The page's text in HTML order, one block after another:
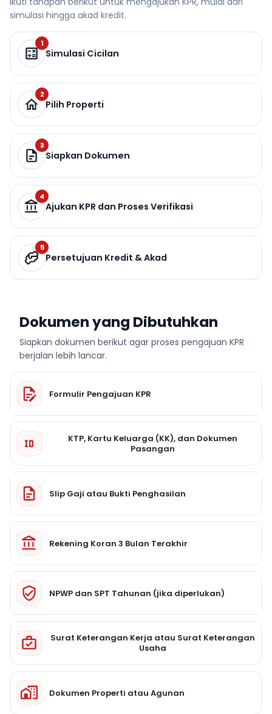
simulasi hingga akad kredit.
1
Simulasi Cicilan
2
Pilih Properti
3
Siapkan Dokumen
4
Ajukan KPR dan Proses Verifikasi
5
Persetujuan Kredit & Akad
Dokumen yang Dibutuhkan
Siapkan dokumen berikut agar proses pengajuan KPR
berjalan lebih lancar.
Formulir Pengajuan KPR
KTP, Kartu Keluarga (KK), dan Dokumen
Pasangan
Slip Gaji atau Bukti Penghasilan
Rekening Koran 3 Bulan Terakhir
NPWP dan SPT Tahunan (jika diperlukan)
Surat Keterangan Kerja atau Surat Keterangan
Usaha
Dokumen Properti atau Agunan